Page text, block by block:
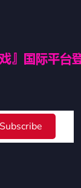
Subscribe